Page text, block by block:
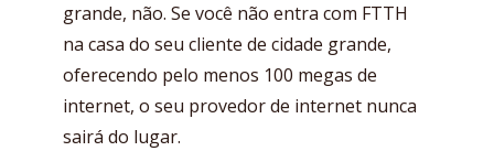
grande, não. Se você não entra com FTTH
na casa do seu cliente de cidade grande,
oferecendo pelo menos 100 megas de
internet, o seu provedor de internet nunca
sairá do lugar.